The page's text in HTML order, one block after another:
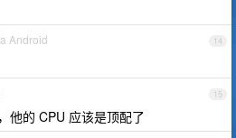
14
Android
15
他的 CPU 应该是顶配了